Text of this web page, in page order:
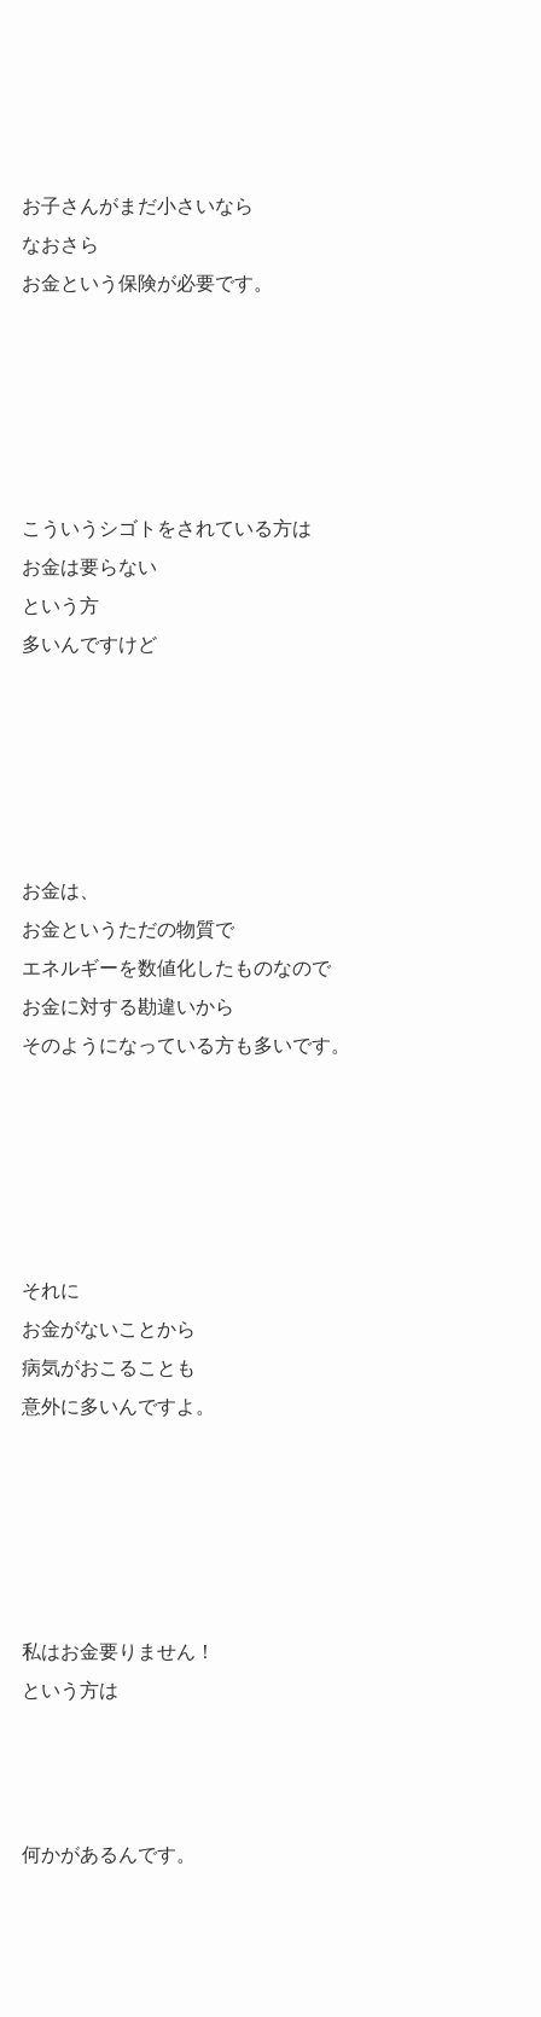
お子さんがまだ小さいなら
なおさら
お金という保険が必要です。
こういうシゴトをされている方は
お金は要らない
という方
多いんですけど
お金は、
お金というただの物質で
エネルギーを数値化したものなので
お金に対する勘違いから
そのようになっている方も多いです。
それに
お金がないことから
病気がおこることも
意外に多いんですよ。
私はお金要りません！
という方は
何かがあるんです。